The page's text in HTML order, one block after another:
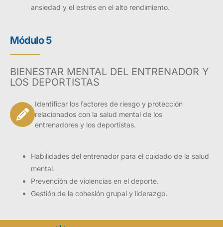
ansiedad y el estrés en el alto rendimiento.
Módulo 5
BIENESTAR MENTAL DEL ENTRENADOR Y
LOS DEPORTISTAS
Identificar los factores de riesgo y protección
relacionados con la salud mental de los
entrenadores y los deportistas.
Habilidades del entrenador para el cuidado de la salud
mental.
Prevención de violencias en el deporte.
Gestión de la cohesión grupal y liderazgo.